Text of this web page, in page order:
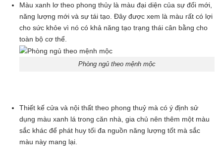
Màu xanh lơ theo phong thủy là màu đại diện của sự đổi mới,
năng lượng mới và sự tái tạo. Đây được xem là màu rất có lợi
cho sức khỏe vì nó có khả năng tạo trạng thái cân bằng cho
toàn bộ cơ thể.
Phòng ngủ theo mệnh mộc
Thiết kế cửa và nội thất theo phong thuỷ mà có ý định sử
dụng màu xanh lá trong căn nhà, gia chủ nên thêm một màu
sắc khác để phát huy tối đa nguồn năng lượng tốt mà sắc
màu này mang lại.